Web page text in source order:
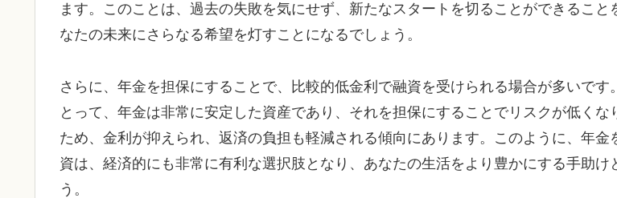
ます。このことは、過去の失敗を気にせず、新たなスタートを切ることができること
なたの未来にさらなる希望を灯すことになるでしょう。
さらに、年金を担保にすることで、比較的低金利で融資を受けられる場合が多いです
とって、年金は非常に安定した資産であり、それを担保にすることでリスクが低くな
ため、金利が抑えられ、返済の負担も軽減される傾向にあります。このように、年金
資は、経済的にも非常に有利な選択肢となり、あなたの生活をより豊かにする手助け
う。